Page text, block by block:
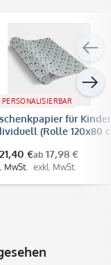
PERSONALISIERBAR
für Kinder
(Rolle 120x80
21,40 €
MwSt.
ab 17,98 €
exkl. MwSt.